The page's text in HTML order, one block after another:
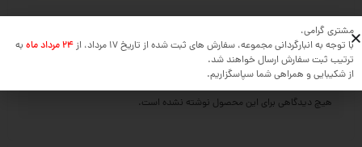
جدیدترین مفیدترین دیدگاه خریداران
هیچ دیدگاهی برای این محصول نوشته نشده است.
مشتری گرامی،
با توجه به انبارگردانی مجموعه، سفارش های ثبت شده از تاریخ 17 مرداد، از
24 مرداد ماه
به
ترتیب ثبت سفارش ارسال خواهند شد.
از شکیبایی و همراهی شما سپاسگزاریم.